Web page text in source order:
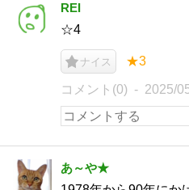
REI
☆4
ナイス ★3
コメント(0) 2025/
あ～や★